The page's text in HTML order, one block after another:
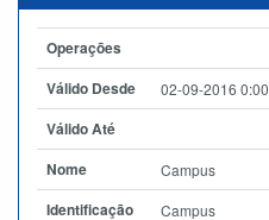
Operações
Válido Desde
02-09-2016 0:00
Válido Até
Nome
Campus
Identificação Campus